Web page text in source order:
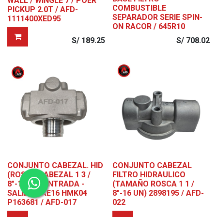
PICKUP 2.0T / AFD-
1111400XED95
S/ 189.25
COMBUSTIBLE
SEPARADOR SERIE SPIN-
ON RACOR / 645R10
S/ 708.02
CONJUNTO CABEZAL. HID
(ROSCA CABEZAL 1 3 /
8"-12 UN) ENTRADA -
SALIDA SAE16 HMK04
P163681 / AFD-017
CONJUNTO CABEZAL
FILTRO HIDRAULICO
(TAMAÑO ROSCA 1 1 /
8"-16 UN) 2898195 / AFD-
022